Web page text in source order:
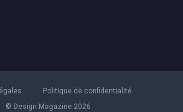
Politique de confidentialité
© Design Magazine 2026